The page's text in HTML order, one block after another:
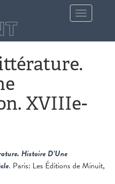
Toggle
navigation
XVIIIe-
Histoire D’Une
. Paris: Les Éditions de Minuit,